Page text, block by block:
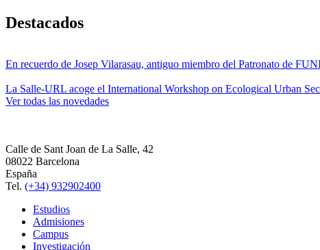
Destacados
En recuerdo de Josep Vilarasau, antiguo miembro del Patronato de
La Salle-URL acoge el International Workshop on Ecological Urban
Ver todas las novedades
Calle de Sant Joan de La Salle, 42
08022 Barcelona
España
Tel. (+34) 932902400
Estudios
Admisiones
Campus
Investigación